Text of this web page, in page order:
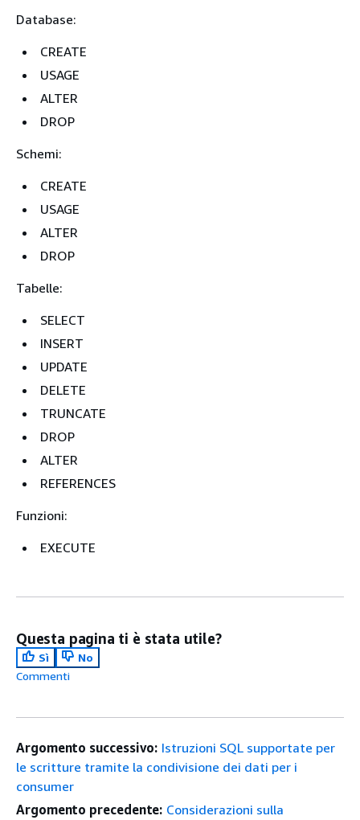
Database:
CREATE
USAGE
ALTER
DROP
Schemi:
CREATE
USAGE
ALTER
DROP
Tabelle:
SELECT
INSERT
UPDATE
DELETE
TRUNCATE
DROP
ALTER
REFERENCES
Funzioni:
EXECUTE
Questa pagina ti è stata utile?
Sì
No
Commenti
Argomento successivo: Istruzioni SQL supportate per
le scritture tramite la condivisione dei dati per i
consumer
Argomento precedente: Considerazioni sulla